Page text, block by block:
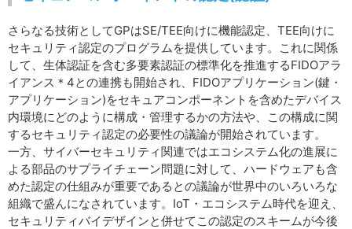
さらなる技術としてGPはSE/TEE向けに機能認定、TEE向けに
セキュリティ認定のプログラムを提供しています。これに関係
して、生体認証を含む多要素認証の標準化を推進するFIDOアラ
イアンス＊4との連携も開始され、FIDOアプリケーション(鍵・
アプリケーション)をセキュアコンポーネントを含めたデバイス
内環境にどのように構成・管理するかの方法や、この構成に関
するセキュリティ認定の必要性の議論が開始されています。
一方、サイバーセキュリティ関連ではエコシステム化の進展に
よる部品のサプライチェーン問題に対して、ハードウェアも含
めた認定の仕組みが重要であるとの議論が世界中のいろいろな
組織で盛んになされています。IoT・エコシステム時代を迎え、
セキュリティバイデザインと併せてこの認定のスキームが今後